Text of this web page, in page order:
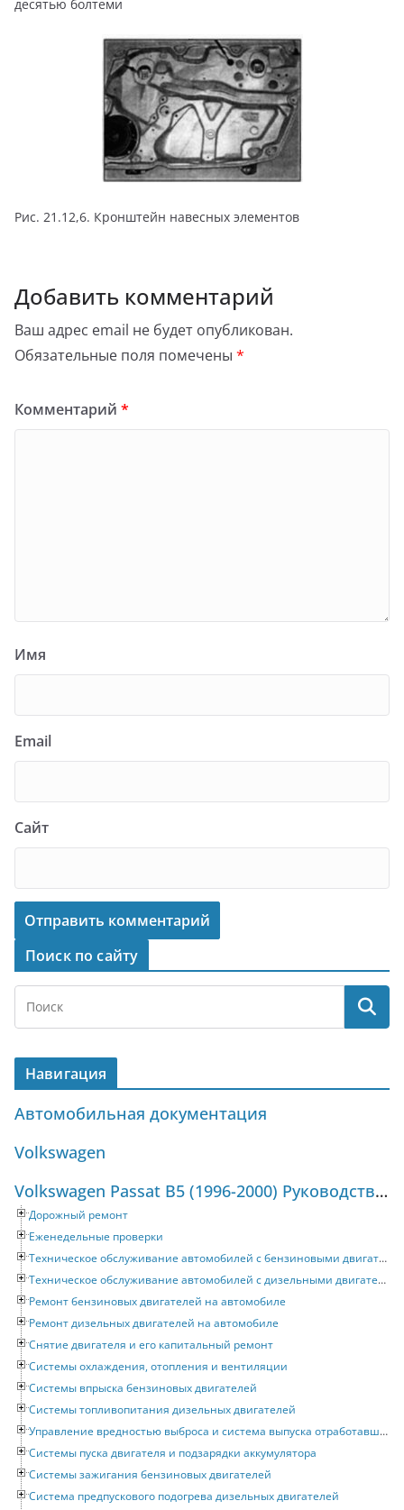
десятью болтеми
Рис. 21.12,6. Кронштейн навесных элементов
Добавить комментарий
Ваш адрес email не будет опубликован.
Обязательные поля помечены *
Комментарий *
Имя
Email
Сайт
Поиск по сайту
Навигация
Автомобильная документация
Volkswagen
Volkswagen Passat B5 (1996-2000) Руководство по ремонту и техническому обслуживанию
Дорожный ремонт
Еженедельные проверки
Техническое обслуживание автомобилей с бензиновыми двигателями
Техническое обслуживание автомобилей с дизельными двигателями
Ремонт бензиновых двигателей на автомобиле
Ремонт дизельных двигателей на автомобиле
Снятие двигателя и его капитальный ремонт
Системы охлаждения, отопления и вентиляции
Системы впрыска бензиновых двигателей
Системы топливопитания дизельных двигателей
Управление вредностью выброса и система выпуска отработавших газов
Системы пуска двигателя и подзарядки аккумулятора
Системы зажигания бензиновых двигателей
Система предпускового подогрева дизельных двигателей